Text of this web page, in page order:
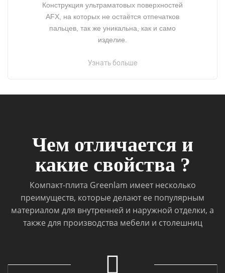
Конструкция ультраматовых поверхностей
AFX, на которых не остаётся отпечатков
пальцев, так же уникальна, как и само
изделие.
Узнать больше
Чем отличается и
какие свойства ?
Компакт-плита Greenlam имеет несколько
преимуществ, которые делают ее популярным
материалом для внутренней и наружной отделки, а
также для производства мебели и столешниц